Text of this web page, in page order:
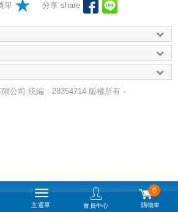
單 分享 share
公司 統編：28354714 版權所有 -
主選單 會員中心
0
購物車